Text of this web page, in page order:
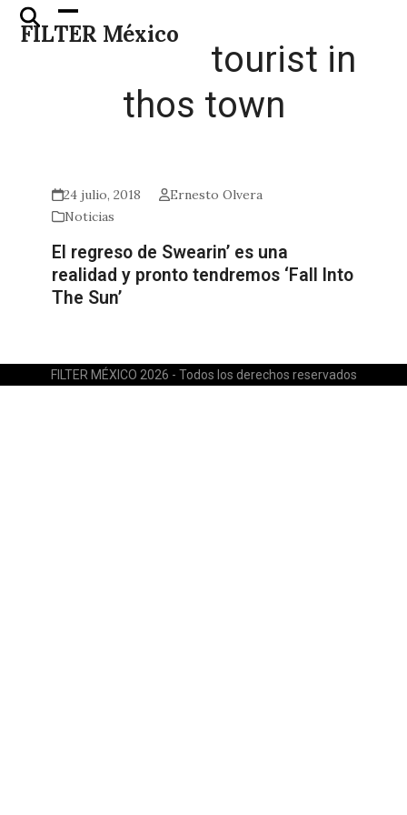
Skip
FILTER México
Open
mobile
Close
mobile
tourist in
thos town
24 julio, 2018
Ernesto Olvera
Noticias
El regreso de Swearin’ es una
realidad y pronto tendremos ‘Fall Into
The Sun’
FILTER MÉXICO 2026 - Todos los derechos reservados